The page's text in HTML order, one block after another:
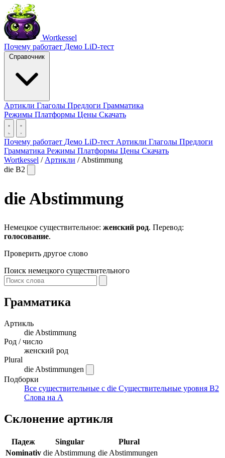
Wortkessel
Почему работает Демо LiD-тест
Справочник
Артикли Глаголы Предлоги Грамматика
Режимы Платформы Цены Скачать
Почему работает Демо LiD-тест Артикли Глаголы Предлоги
Грамматика Режимы Платформы Цены Скачать
Wortkessel / Артикли / Abstimmung
die B2
dieAbstimmung
Немецкое существительное: женский род. Перевод:
голосование.
Проверить другое слово
Поиск немецкого существительного
Грамматика
Артикль
die Abstimmung
Род / число
женский род
Plural
die Abstimmungen
Подборки
Все существительные с die Существительные уровня B2
Слова на A
Склонение артикля
Падеж Singular
Plural
Nominativ die Abstimmung die Abstimmungen